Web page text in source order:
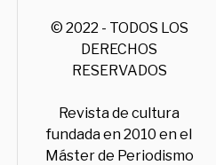
© 2022 - TODOS LOS
DERECHOS
RESERVADOS
Revista de cultura
fundada en 2010 en el
Máster de Periodismo